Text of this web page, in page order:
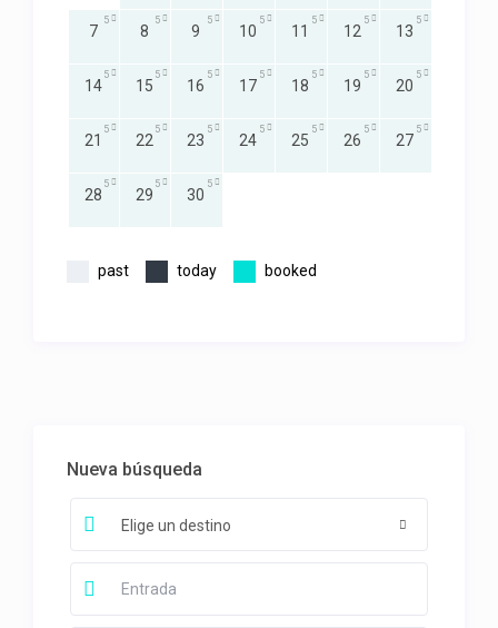
7
5
8
5
9
5
10
5
11
5
12
5
13
5
14
5
15
5
16
5
17
5
18
5
19
5
20
5
21
5
22
5
23
5
24
5
25
5
26
5
27
5
28
5
29
5
30
5
past today booked
Nueva búsqueda
Elige un destino